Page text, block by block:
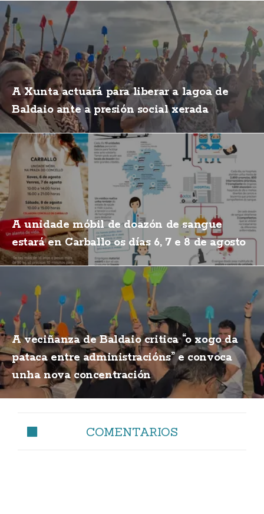
A Xunta actuará para liberar a lagoa de
Baldaio ante a presión social xerada
A unidade móbil de doazón de sangue
estará en Carballo os días 6, 7 e 8 de agosto
A veciñanza de Baldaio critica “o xogo da
pataca entre administracións” e convoca
unha nova concentración
COMENTARIOS